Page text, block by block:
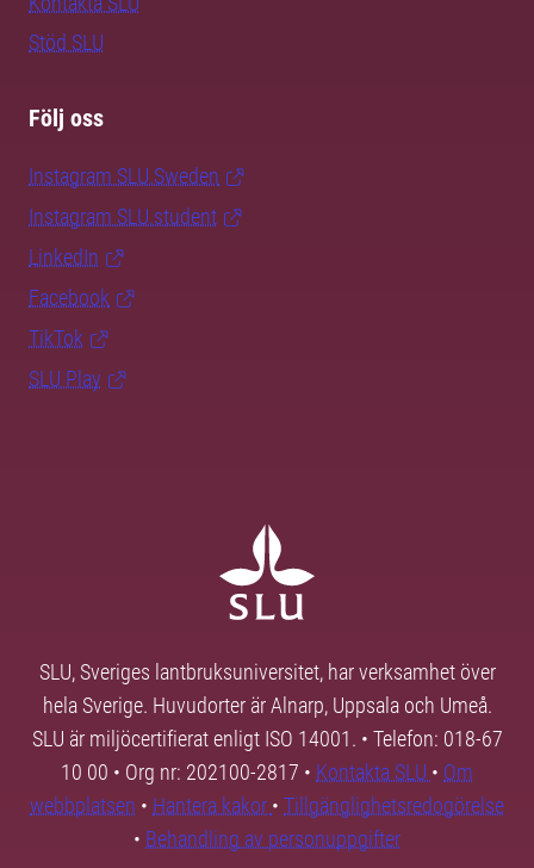
Stöd SLU
Följ oss
Instagram SLU.Sweden
Instagram SLU.student
LinkedIn
Facebook
TikTok
SLU Play
SLU, Sveriges lantbruksuniversitet, har verksamhet över
hela Sverige. Huvudorter är Alnarp, Uppsala och Umeå.
SLU är miljöcertifierat enligt ISO 14001. • Telefon: 018-67
10 00 • Org nr: 202100-2817 • Kontakta SLU • Om
webbplatsen • Hantera kakor • Tillgänglighetsredogörelse
• Behandling av personuppgifter